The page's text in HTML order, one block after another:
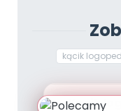
kącik
Kącik